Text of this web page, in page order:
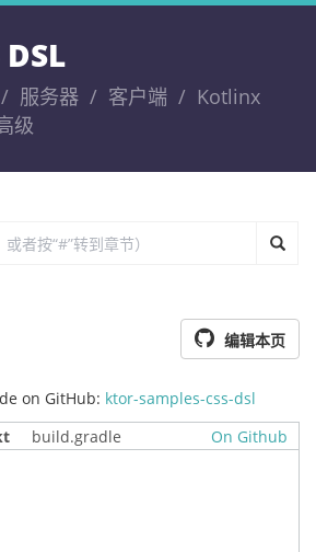
DSL
服务器 客户端
Kotlinx
级
编辑本页
on GitHub: ktor-samples-css-dsl
build.gradle On Github